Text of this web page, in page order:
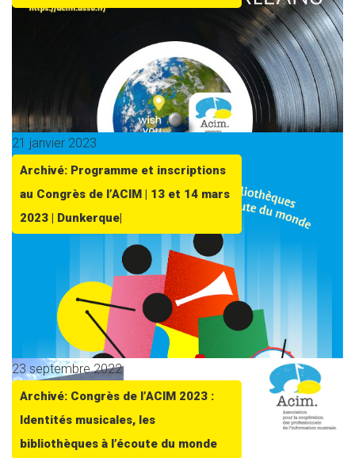
21 janvier 2023
Archivé: Programme et inscriptions
au Congrès de l’ACIM | 13 et 14 mars
2023 | Dunkerque|
23 septembre 2022
Archivé: Congrès de l’ACIM 2023 :
Identités musicales, les
bibliothèques à l’écoute du monde